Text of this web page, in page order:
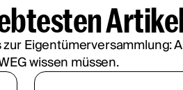
Eigentümerversammlung:
wissen müssen.